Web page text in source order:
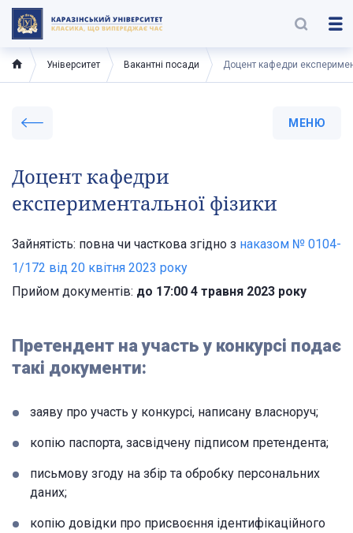
Університет Вакантні посади Доцент кафедри
МЕНЮ
Доцент кафедри
експериментальної фізики
Зайнятість: повна чи часткова згідно з наказом № 0104-
1/172 від 20 квітня 2023 року
Прийом документів: до 17:00 4 травня 2023 року
Претендент на участь у конкурсі подає
такі документи:
заяву про участь у конкурсі, написану власноруч;
копію паспорта, засвідчену підписом претендента;
письмову згоду на збір та обробку персональних
даних;
копію довідки про присвоєння ідентифікаційного